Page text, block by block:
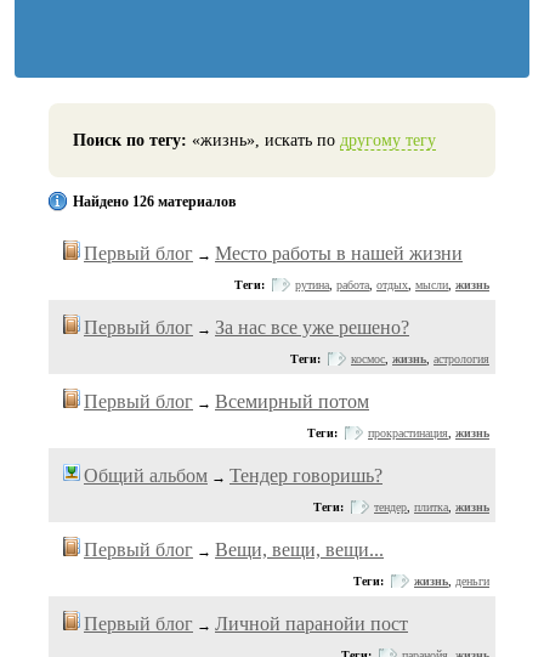
Поиск по тегу: «жизнь», искать по другому тегу
Найдено 126 материалов
Первый блог → Место работы в нашей жизни
Теги: рутина работа отдых мысли жизнь
Первый блог → За нас все уже решено?
Теги: космос жизнь астрология
Первый блог → Всемирный потом
Теги: прокрастинация жизнь
Общий альбом → Тендер говоришь?
Теги: тендер плитка жизнь
Первый блог → Вещи, вещи, вещи...
Теги: жизнь деньги
Первый блог → Личной паранойи пост